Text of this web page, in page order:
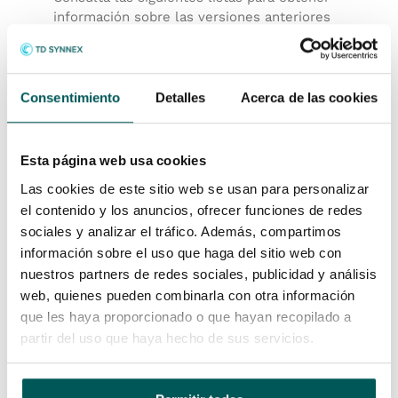
Consentimiento Detalles Acerca de las cookies
Esta página web usa cookies
Las cookies de este sitio web se usan para personalizar
el contenido y los anuncios, ofrecer funciones de redes
sociales y analizar el tráfico. Además, compartimos
información sobre el uso que haga del sitio web con
nuestros partners de redes sociales, publicidad y análisis
web, quienes pueden combinarla con otra información
que les haya proporcionado o que hayan recopilado a
partir del uso que haya hecho de sus servicios.
información sobre las versiones anteriores
Versiones anteriores para las
suscripciones
Si una versión anterior no aparece en la
lista, significa que no se ofrece
compatibilidad para ella. Para evitar tiempos
de inactividad, actualiza a una versión
admitida antes de que la versión anterior
deje de ser compatible. Los clientes que
hayan mantenido activos y sin
interrupciones un plan de mantenimiento o
una suscripción, pueden seguir usando una
versión que se haya instalado y se haya
activado previamente, incluso si ha dejado
de ser compatible.